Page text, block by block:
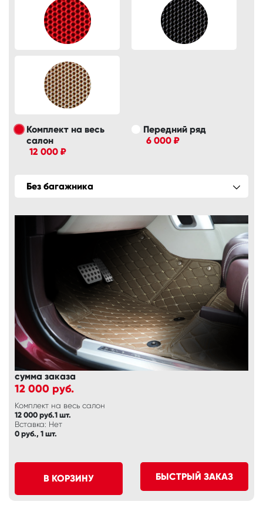
Комплект на весь
салон
12 000 ₽
Передний ряд
6 000 ₽
Без багажника
сумма заказа
12 000 руб.
Комплект на весь салон
12 000 руб.1 шт.
Вставка: Нет
0 руб., 1 шт.
В КОРЗИНУ БЫСТРЫЙ ЗАКАЗ